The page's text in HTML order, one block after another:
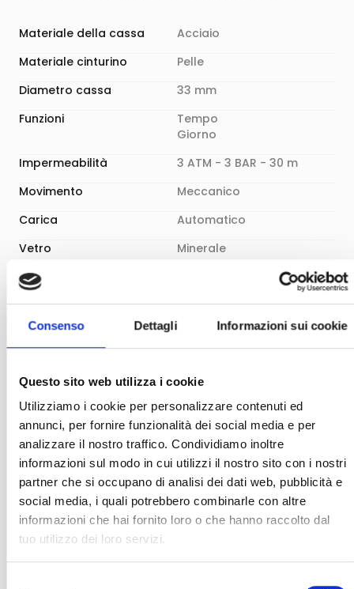
Consenso Dettagli Informazioni sui cookie
Questo sito web utilizza i cookie
Utilizziamo i cookie per personalizzare contenuti ed
annunci, per fornire funzionalità dei social media e per
analizzare il nostro traffico. Condividiamo inoltre
informazioni sul modo in cui utilizzi il nostro sito con i nostri
partner che si occupano di analisi dei dati web, pubblicità e
social media, i quali potrebbero combinarle con altre
informazioni che hai fornito loro o che hanno raccolto dal
tuo utilizzo dei loro servizi.
Materiale della cassa
Acciaio
Materiale cinturino
Pelle
Diametro cassa
33 mm
Funzioni
Tempo
Giorno
Impermeabilità
3 ATM - 3 BAR - 30 m
Movimento
Meccanico
Carica
Automatico
Vetro
Minerale
Colore quadrante
Tipo chiusura
Ardiglione
Dual Time
24033
Potrebbe interessarti anche